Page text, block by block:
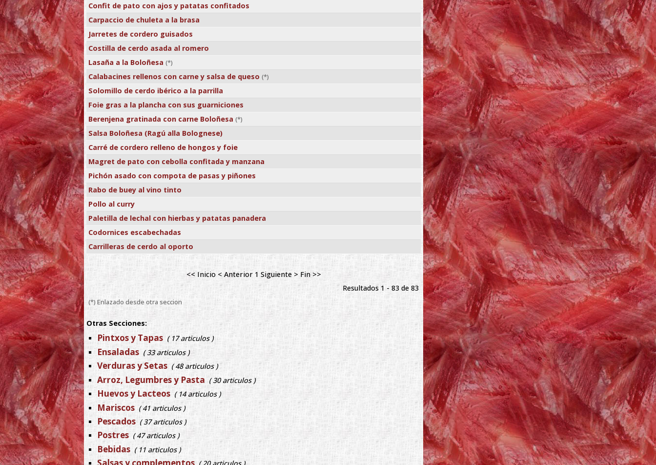
Confit de pato con ajos y patatas confitados
Carpaccio de chuleta a la brasa
Jarretes de cordero guisados
Costilla de cerdo asada al romero
Lasaña a la Boloñesa (*)
Calabacines rellenos con carne y salsa de queso (*)
Solomillo de cerdo ibérico a la parrilla
Foie gras a la plancha con sus guarniciones
Berenjena gratinada con carne Boloñesa (*)
Salsa Boloñesa (Ragú alla Bolognese)
Carré de cordero relleno de hongos y foie
Magret de pato con cebolla confitada y manzana
Pichón asado con compota de pasas y piñones
Rabo de buey al vino tinto
Pollo al curry
Paletilla de lechal con hierbas y patatas panadera
Codornices escabechadas
Carrilleras de cerdo al oporto
<< Inicio < Anterior 1 Siguiente > Fin >>
Resultados 1 - 83 de 83
(*) Enlazado desde otra seccion
Otras Secciones:
Pintxos y Tapas ( 17 articulos )
Ensaladas ( 33 articulos )
Verduras y Setas ( 48 articulos )
Arroz, Legumbres y Pasta ( 30 articulos )
Huevos y Lacteos ( 14 articulos )
Mariscos ( 41 articulos )
Pescados ( 37 articulos )
Postres ( 47 articulos )
Bebidas ( 11 articulos )